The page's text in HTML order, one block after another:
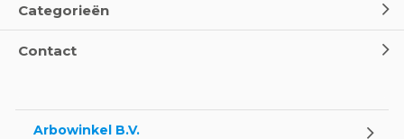
Categorieën
Contact
Arbowinkel B.V.